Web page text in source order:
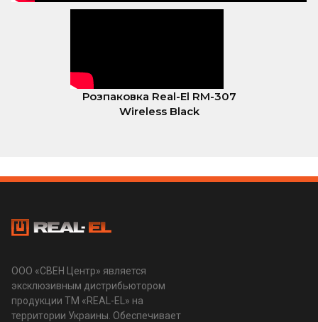
Розпаковка Real-El RM-307
Wireless Black
ООО «СВЕН Центр» является
эксклюзивным дистрибьютором
продукции ТМ «REAL-EL» на
территории Украины. Обеспечивает